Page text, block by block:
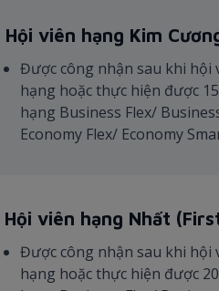
Hội viên hạng Kim
Được công nhận sau khi hội
hạng hoặc thực hiện được
hạng Business Flex/
Economy Flex/ Economy
Hội viên hạng Nhất
Được công nhận sau khi hội
hạng hoặc thực hiện được